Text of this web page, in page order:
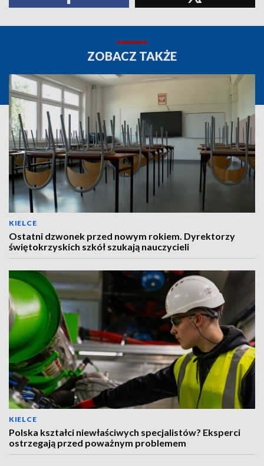
ZOBACZ TAKŻE
KIELCE
Ostatni dzwonek przed nowym rokiem. Dyrektorzy
świętokrzyskich szkół szukają nauczycieli
KIELCE
Polska kształci niewłaściwych specjalistów? Eksperci
ostrzegają przed poważnym problemem